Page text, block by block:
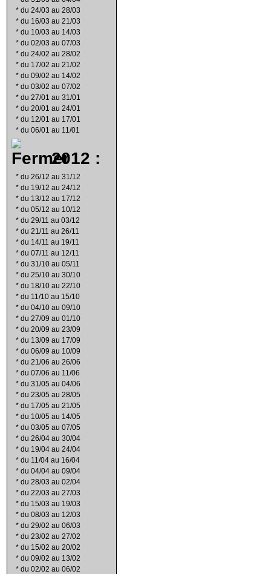
* du 24/03 au 28/03
* du 16/03 au 21/03
* du 10/03 au 14/03
* du 02/03 au 07/03
* du 24/02 au 28/02
* du 17/02 au 21/02
* du 09/02 au 14/02
* du 03/02 au 07/02
* du 27/01 au 31/01
* du 20/01 au 24/01
* du 12/01 au 17/01
* du 06/01 au 11/01
2012 :
* du 26/12 au 31/12
* du 19/12 au 24/12
* du 13/12 au 17/12
* du 05/12 au 10/12
* du 29/11 au 03/12
* du 21/11 au 26/11
* du 14/11 au 19/11
* du 07/11 au 12/11
* du 31/10 au 05/11
* du 25/10 au 30/10
* du 18/10 au 22/10
* du 11/10 au 15/10
* du 04/10 au 09/10
* du 27/09 au 01/10
* du 20/09 au 23/09
* du 13/09 au 17/09
* du 06/09 au 10/09
* du 21/06 au 26/06
* du 07/06 au 11/06
* du 31/05 au 04/06
* du 23/05 au 28/05
* du 17/05 au 21/05
* du 10/05 au 14/05
* du 03/05 au 07/05
* du 26/04 au 30/04
* du 19/04 au 24/04
* du 11/04 au 16/04
* du 04/04 au 09/04
* du 28/03 au 02/04
* du 22/03 au 27/03
* du 15/03 au 19/03
* du 08/03 au 12/03
* du 29/02 au 06/03
* du 23/02 au 27/02
* du 15/02 au 20/02
* du 09/02 au 13/02
* du 02/02 au 06/02